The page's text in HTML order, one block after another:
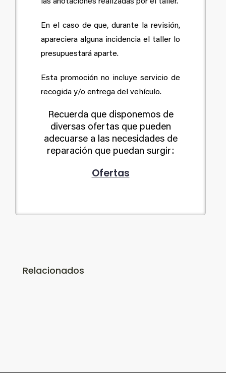
En el caso de que, durante la revisión,
apareciera alguna incidencia el taller lo
presupuestará aparte.
Esta promoción no incluye servicio de
recogida y/o entrega del vehículo.
Recuerda que disponemos de
diversas ofertas que pueden
adecuarse a las necesidades de
reparación que puedan surgir:
Ofertas
Relacionados